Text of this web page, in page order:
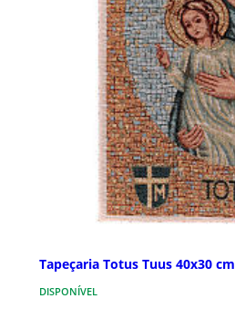
Tapeçaria Totus Tuus 40x30 cm
DISPONÍVEL